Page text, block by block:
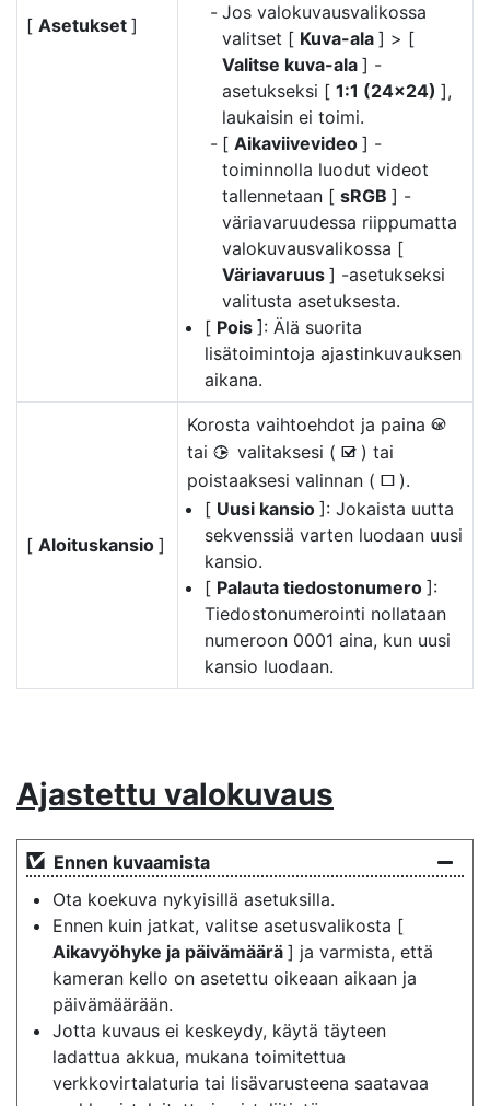
[ Asetukset ]
Jos valokuvausvalikossa
valitset [ Kuva-ala ] > [
Valitse kuva-ala ] -
asetukseksi [ 1:1 (24×24) ],
laukaisin ei toimi.
[ Aikaviivevideo ] -
toiminnolla luodut videot
tallennetaan [ sRGB ] -
väriavaruudessa riippumatta
valokuvausvalikossa [
Väriavaruus ] -asetukseksi
valitusta asetuksesta.
[ Pois ]: Älä suorita
lisätoimintoja ajastinkuvauksen
aikana.
[ Aloituskansio ]
Korosta vaihtoehdot ja paina J
tai 2 valitaksesi ( M ) tai
poistaaksesi valinnan ( U ).
[ Uusi kansio ]: Jokaista uutta
sekvenssiä varten luodaan uusi
kansio.
[ Palauta tiedostonumero ]:
Tiedostonumerointi nollataan
numeroon 0001 aina, kun uusi
kansio luodaan.
Ajastettu valokuvaus
Ennen kuvaamista
Ota koekuva nykyisillä asetuksilla.
Ennen kuin jatkat, valitse asetusvalikosta [
Aikavyöhyke ja päivämäärä ] ja varmista, että
kameran kello on asetettu oikeaan aikaan ja
päivämäärään.
Jotta kuvaus ei keskeydy, käytä täyteen
ladattua akkua, mukana toimitettua
verkkovirtalaturia tai lisävarusteena saatavaa